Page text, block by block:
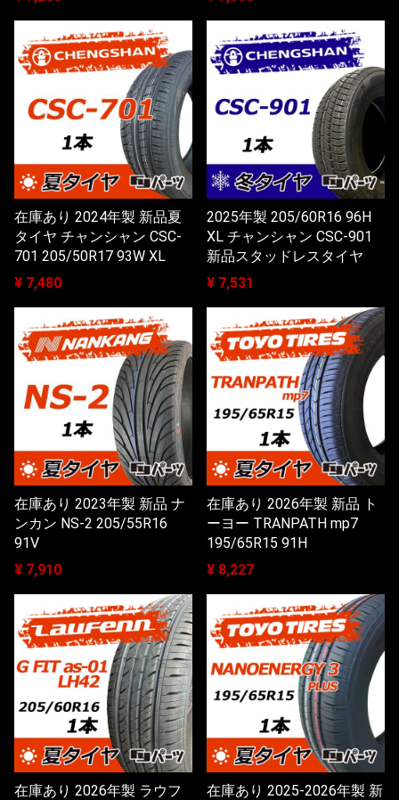
在庫あり 2024年製 新品夏
タイヤ チャンシャン CSC-
701 205/50R17 93W XL
¥ 7,480
2025年製 205/60R16 96H
XL チャンシャン CSC-901
新品スタッドレスタイヤ
¥ 7,531
在庫あり 2023年製 新品 ナ
ンカン NS-2 205/55R16
91V
¥ 7,910
在庫あり 2026年製 新品 ト
ーヨー TRANPATH mp7
195/65R15 91H
¥ 8,227
在庫あり 2026年製 ラウフ
在庫あり 2025-2026年製 新